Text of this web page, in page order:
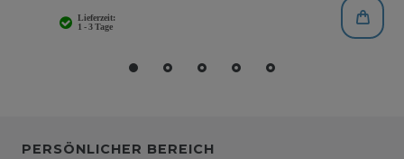
PERSÖNLICHER BEREICH